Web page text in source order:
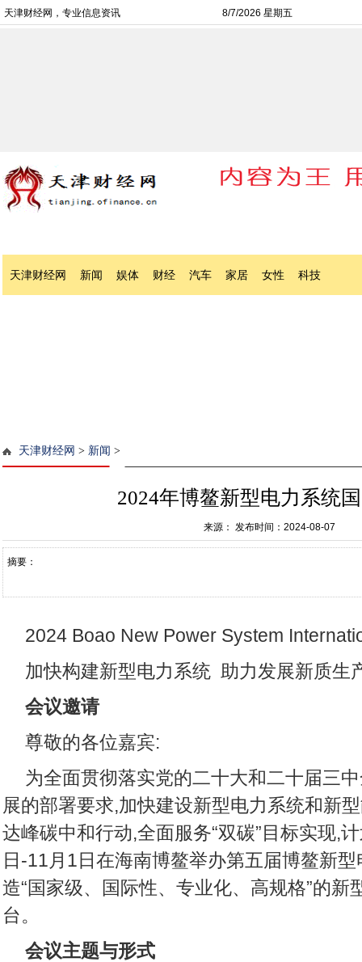
天津财经网，专业信息资讯 8/7/2026 星期五
天津财经网 新闻 娱体 财经 汽车 家居 女性 科技
天津财经网 > 新闻 >
2024年博鳌新型电力系统
来源： 发布时间：2024-08-07
摘要：
2024 Boao New Power System
加快构建新型电力系统 助力发展新质生
会议邀请
尊敬的各位嘉宾:
为全面贯彻落实党的二十大和二十届三
展的部署要求,加快建设新型电力系统和新
达峰碳中和行动,全面服务“双碳”目标实现,
日-11月1日在海南博鳌举办第五届博鳌新
造“国家级、国际性、专业化、高规格”的新
台。
会议主题与形式